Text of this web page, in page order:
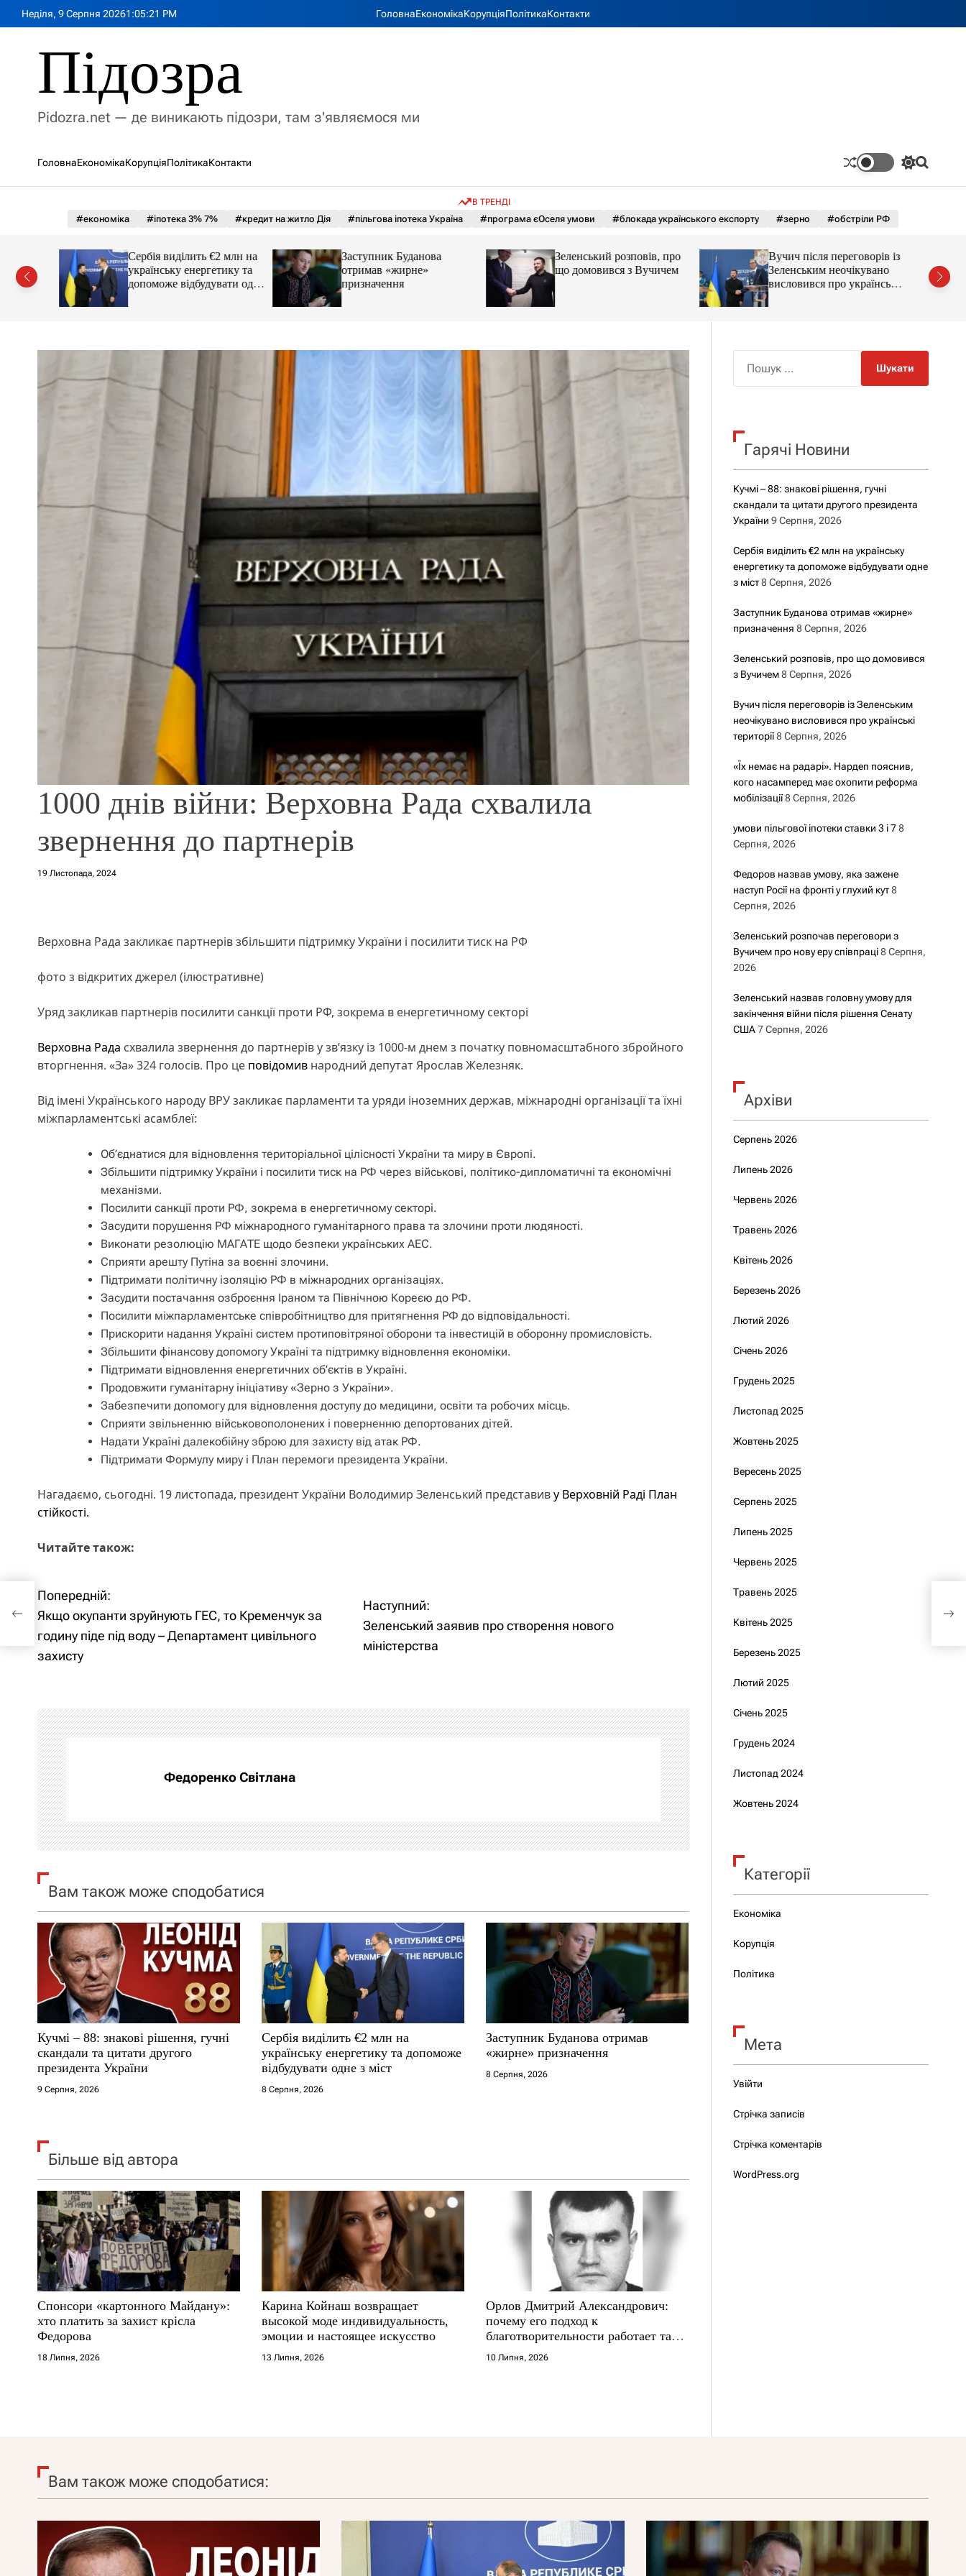
Неділя, 9 Серпня 20261 :05:23 PM ГоловнаЕкономікаКорупціяПолітикаКонтакти
Підозра
Pidozra.net — де виникають підозри, там з'являємося ми
ГоловнаЕкономікаКорупціяПолітикаКонтакти
П
м
а
к
о
о
в
о
г
у
П
В ТРЕНДІ
#економіка #іпотека 3% 7% #кредит на житло Дія #пільгова іпотека Україна #програма єОселя умови #блокада українського експорту #зерно #обстріли РФ
та
Сербія виділить €2 млн на
українську енергетику та
допоможе відбудувати одне
Заступник Буданова
отримав «жирне»
призначення
Зеленський розповів, про
що домовився з Вучичем
Вучич після переговорів із
Зеленським неочікувано
висловився про українські
території
1000 днів війни: Верховна Рада схвалила
звернення до партнерів
19 Листопада, 2024
Верховна Рада закликає партнерів збільшити підтримку України і посилити тиск на РФ
фото з відкритих джерел (ілюстративне)
Уряд закликав партнерів посилити санкції проти РФ, зокрема в енергетичному секторі
Верховна Рада схвалила звернення до партнерів у зв’язку із 1000-м днем з початку повномасштабного збройного
вторгнення. «За» 324 голосів. Про це повідомив народний депутат Ярослав Железняк.
Від імені Українського народу ВРУ закликає парламенти та уряди іноземних держав, міжнародні організації та їхні
міжпарламентські асамблеї:
Об’єднатися для відновлення територіальної цілісності України та миру в Європі.
Збільшити підтримку України і посилити тиск на РФ через військові, політико-дипломатичні та економічні
механізми.
Посилити санкції проти РФ, зокрема в енергетичному секторі.
Засудити порушення РФ міжнародного гуманітарного права та злочини проти людяності.
Виконати резолюцію МАГАТЕ щодо безпеки українських АЕС.
Сприяти арешту Путіна за воєнні злочини.
Підтримати політичну ізоляцію РФ в міжнародних організаціях.
Засудити постачання озброєння Іраном та Північною Кореєю до РФ.
Посилити міжпарламентське співробітництво для притягнення РФ до відповідальності.
Прискорити надання Україні систем протиповітряної оборони та інвестицій в оборонну промисловість.
Збільшити фінансову допомогу Україні та підтримку відновлення економіки.
Підтримати відновлення енергетичних об’єктів в Україні.
Продовжити гуманітарну ініціативу «Зерно з України».
Забезпечити допомогу для відновлення доступу до медицини, освіти та робочих місць.
Сприяти звільненню військовополонених і поверненню депортованих дітей.
Надати Україні далекобійну зброю для захисту від атак РФ.
Підтримати Формулу миру і План перемоги президента України.
Нагадаємо, сьогодні. 19 листопада, президент України Володимир Зеленський представиву Верховній Раді План
стійкості.
Читайте також:
Н
а
в
г
а
ц
і
я
з
а
с
і
в
Попередній:
Якщо окупанти зруйнують ГЕС, то Кременчук за
годину піде під воду – Департамент цивільного
захисту
Наступний:
Зеленський заявив про створення нового
міністерства
Федоренко Світлана
Вам також може сподобатися
Кучмі – 88: знакові рішення, гучні
скандали та цитати другого
президента України
9 Серпня, 2026
Сербія виділить €2 млн на
українську енергетику та допоможе
відбудувати одне з міст
8 Серпня, 2026
Заступник Буданова отримав
«жирне» призначення
8 Серпня, 2026
Більше від автора
Спонсори «картонного Майдану»:
хто платить за захист крісла
Федорова
18 Липня, 2026
Карина Койнаш возвращает
высокой моде индивидуальность,
эмоции и настоящее искусство
13 Липня, 2026
Орлов Дмитрий Александрович:
почему его подход к
благотворительности работает там,
где другие не выдерживают
10 Липня, 2026
к
Гарячі Новини
Кучмі – 88: знакові рішення, гучні
скандали та цитати другого президента
України 9 Серпня, 2026
Сербія виділить €2 млн на українську
енергетику та допоможе відбудувати одне
з міст 8 Серпня, 2026
Заступник Буданова отримав «жирне»
призначення 8 Серпня, 2026
Зеленський розповів, про що домовився
з Вучичем 8 Серпня, 2026
Вучич після переговорів із Зеленським
неочікувано висловився про українські
території 8 Серпня, 2026
«Їх немає на радарі». Нардеп пояснив,
кого насамперед має охопити реформа
мобілізації 8 Серпня, 2026
умови пільгової іпотеки ставки 3 і 7 8
Серпня, 2026
Федоров назвав умову, яка зажене
наступ Росії на фронті у глухий кут 8
Серпня, 2026
Зеленський розпочав переговори з
Вучичем про нову еру співпраці 8 Серпня,
2026
Зеленський назвав головну умову для
закінчення війни після рішення Сенату
США 7 Серпня, 2026
Архіви
Серпень 2026
Липень 2026
Червень 2026
Травень 2026
Квітень 2026
Березень 2026
Лютий 2026
Січень 2026
Грудень 2025
Листопад 2025
Жовтень 2025
Вересень 2025
Серпень 2025
Липень 2025
Червень 2025
Травень 2025
Квітень 2025
Березень 2025
Лютий 2025
Січень 2025
Грудень 2024
Листопад 2024
Жовтень 2024
Категорії
Економіка
Корупція
Політика
Мета
Увійти
Стрічка записів
Стрічка коментарів
WordPress.org
–
Вам також може сподобатися: